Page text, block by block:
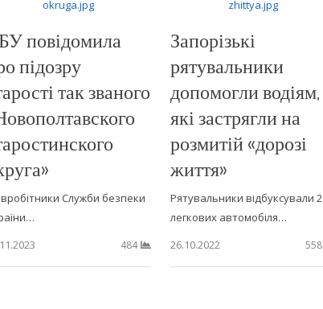
повідомила
підозру
так званого
Служби безпеки
484
Запорізькі
рятувальники
допомогли водіям,
які застрягли на
розмитій «дорозі
життя»
Рятувальники відбуксували 2
легкових автомобіля…
26.10.2022
558